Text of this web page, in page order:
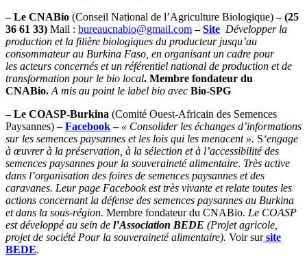
– Le CNABio (Conseil National de l’Agriculture Biologique)– (25
36 61 33) Mail : bureaucnabio@gmail.com–Site Développer la
production et la filière biologiques du producteur jusqu’au
consommateur au Burkina Faso, en organisant un cadre pour
les acteurs concernés et un référentiel national de production et de
transformation pour le bio local. Membre fondateur du
CNABio. A mis au point le label bio avec Bio-SPG
– Le COASP-Burkina (Comité Ouest-Africain des Semences
Paysannes)–Facebook– « Consolider les échanges d’informations
sur les semences paysannes et les lois qui les menacent ». S‘engage
à œuvrer à la préservation, à la sélection et à l’accessibilité des
semences paysannes pour la souveraineté alimentaire. Très active
dans l’organisation des foires de semences paysannes et des
caravanes. Leur page Facebook est très vivante et relate toutes les
actions concernant la défense des semences paysannes au Burkina
et dans la sous-région. Membre fondateur du CNABio. Le COASP
est développé au sein de l’Association BEDE (Projet agricole,
projet de société Pour la souveraineté alimentaire). Voir sursite
BEDE.